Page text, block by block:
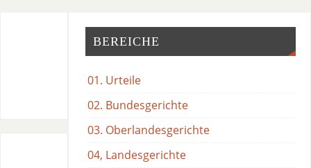
BEREICHE
01. Urteile
02. Bundesgerichte
03. Oberlandesgerichte
04, Landesgerichte